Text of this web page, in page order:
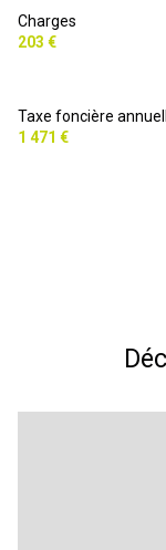
vue Dégagée
Charges
203 €
Taxe foncière
1 471 €